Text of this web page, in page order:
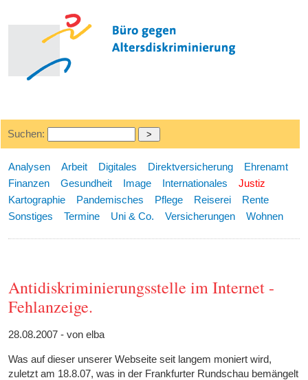
Suchen:
Analysen Arbeit Digitales Direktversicherung
Ehrenamt
Finanzen
Gesundheit Image Internationales
Justiz
Kartographie
Pandemisches Pflege Reiserei
Rente
Sonstiges
Termine Uni & Co. Versicherungen Wohnen
Antidiskriminierungsstelle im Internet -
Fehlanzeige.
28.08.2007 - von elba
Was auf dieser unserer Webseite seit langem moniert wird,
zuletzt am 18.8.07, was in der Frankfurter Rundschau bemängelt